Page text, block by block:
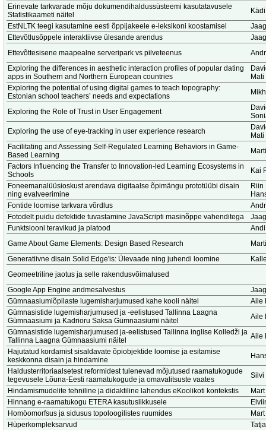
Erinevate tarkvarade mõju dokumendihaldussüsteemi kasutatavusele
Statistikaameti näitel
EstNLTK teegi kasutamine eesti õppijakeele e-leksikoni koostamisel
Ettevõtlusõppele interaktiivse ülesande arendus
Ettevõttesisene maapealne serveripark vs pilveteenus
Exploring the differences in aesthetic interaction profiles of popular dating
apps in Southern and Northern European countries
Exploring the potential of using digital games to teach topography:
Estonian school teachers’ needs and expectations
Exploring the Role of Trust in User Engagement
Exploring the use of eye-tracking in user experience research
Facilitating and Assessing Self-Regulated Learning Behaviors in Game-
Based Learning
Factors Influencing the Transfer to Innovation-led Learning Ecosystems in
Schools
Kai
Foneemanalüüsioskust arendava digitaalse õpimängu prototüübi disain
ning evalveerimine
Riin
Fontide loomise tarkvara võrdlus
Fotodelt puidu defektide tuvastamine JavaScripti masinõppe vahenditega
Funktsiooni teravikud ja platood
Game About Game Elements: Design Based Research
Generatiivne disain Solid Edge'is: Ülevaade ning juhendi loomine
Geomeetriline jaotus ja selle rakendusvõimalused
Google App Engine andmesalvestus
Gümnaasiumiõpilaste lugemisharjumused kahe kooli näitel
Aile
Gümnasistide lugemisharjumused ja -eelistused Tallinna Laagna
Gümnaasiumi ja Kadrioru Saksa Gümnaasiumi näitel
Aile
Gümnasistide lugemisharjumused ja-eelistused Tallinna inglise Kolledži ja
Tallinna Laagna Gümnaasiumi näitel
Aile
Hajutatud kordamist sisaldavate õpiobjektide loomise ja esitamise
keskkonna disain ja hindamine
Haldusterritoriaalsetest reformidest tulenevad mõjutused raamatukogude
tegevusele Lõuna-Eesti raamatukogude ja omavalitsuste vaates
Silvi
Hindamismudelite tehniline ja didaktiline lahendus eKoolikoti kontekstis
Hinnang e-raamatukogu ETERA kasutuslikkusele
Homöomorfsus ja sidusus topoloogilistes ruumides
Hüperkompleksarvud